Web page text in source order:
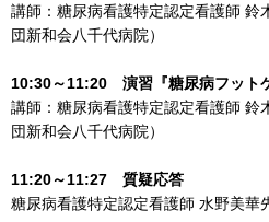
講師：糖尿病看護特定認定看護師 鈴
団新和会八千代病院）
10:30～11:20 演習『糖尿病フット
講師：糖尿病看護特定認定看護師 鈴
団新和会八千代病院）
11:20～11:27 質疑応答
糖尿病看護特定認定看護師 水野美華